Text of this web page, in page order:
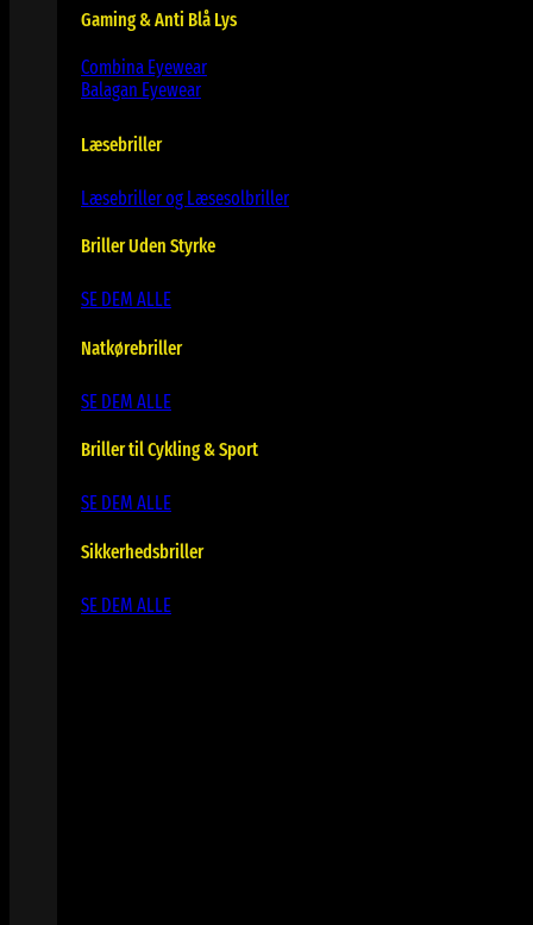
Gaming & Anti Blå Lys
Combina Eyewear
Balagan Eyewear
Læsebriller
Læsebriller og Læsesolbriller
Briller Uden Styrke
SE DEM ALLE
Natkørebriller
SE DEM ALLE
Briller til Cykling & Sport
SE DEM ALLE
Sikkerhedsbriller
SE DEM ALLE